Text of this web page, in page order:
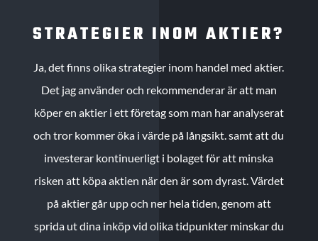
STRATEGIER INOM AKTIER?
Ja, det finns olika strategier inom handel med aktier.
Det jag använder och rekommenderar är att man
köper en aktier i ett företag som man har analyserat
och tror kommer öka i värde på långsikt. samt att du
investerar kontinuerligt i bolaget för att minska
risken att köpa aktien när den är som dyrast. Värdet
på aktier går upp och ner hela tiden, genom att
sprida ut dina inköp vid olika tidpunkter minskar du